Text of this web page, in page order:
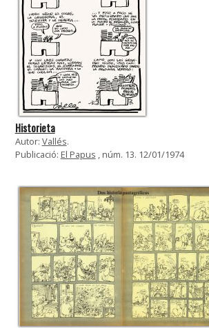
Historieta
Autor: Vallés.
Publicació: El Papus , núm. 13. 12/01/1974